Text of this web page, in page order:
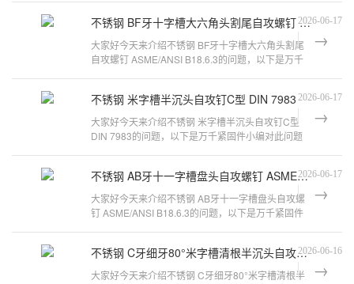
不锈钢 BF牙十字槽大六角头割尾自攻螺钉 ASME/ANSI B18.6.3
2026-06-17
大家好今天来介绍不锈钢 BF牙十字槽大六角头割尾
自攻螺钉 ASME/ANSI B18.6.3的问题，以下是万千
不锈钢 米字槽半沉头自攻钉C型 DIN 7983 2026-06-17
大家好今天来介绍不锈钢 米字槽半沉头自攻钉C型
DIN 7983的问题，以下是万千紧固件小编对此问题
不锈钢 AB牙十一字槽盘头自攻螺钉 ASME/ANSI B18.6.3
2026-06-17
大家好今天来介绍不锈钢 AB牙十一字槽盘头自攻螺
钉 ASME/ANSI B18.6.3的问题，以下是万千紧固件
不锈钢 C牙细牙80°米字槽清根半沉头自攻螺钉 ASME/ANSI B18.6.3
2026-06-16
大家好今天来介绍不锈钢 C牙细牙80°米字槽清根半